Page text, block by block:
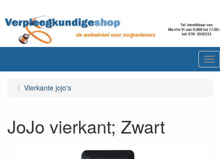
Vierkante jojo's
JoJo vierkant; Zwart